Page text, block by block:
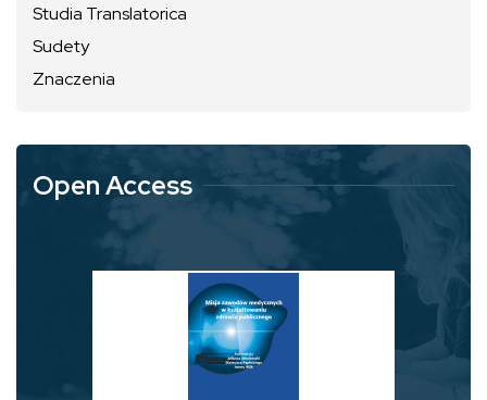
Studia Translatorica
Sudety
Znaczenia
Open Access